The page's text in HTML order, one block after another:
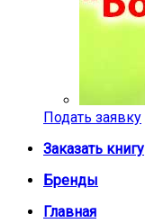
Подать заявку
Заказать книгу
Бренды
Главная